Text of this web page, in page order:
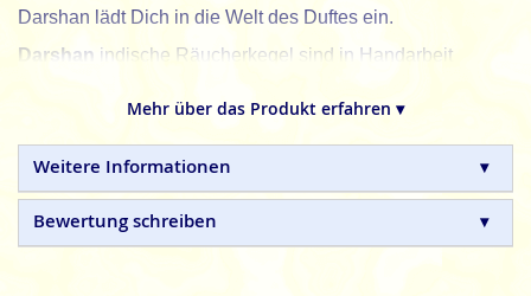
Darshan lädt Dich in die Welt des Duftes ein.
Darshan indische Räucherkegel sind in Handarbeit
petrochemische Zusätze.Mehr über das Produkt erfahren ▾
Weitere Informationen
Bewertung schreiben